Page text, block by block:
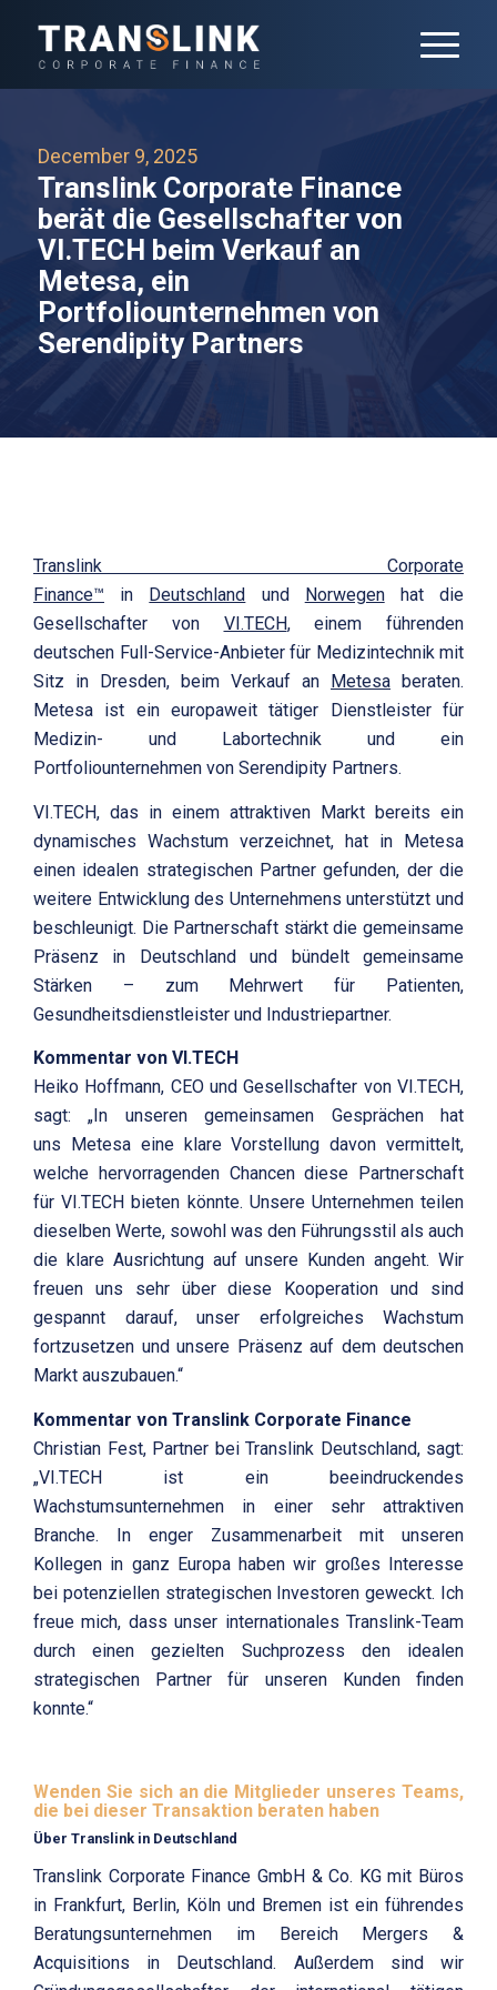
December 9, 2025
Translink Corporate Finance
berät die Gesellschafter von
VI.TECH beim Verkauf an
Metesa, ein
Portfoliounternehmen von
Serendipity Partners
Translink Corporate
Finance™ in Deutschland und Norwegenhat die
Gesellschafter von VI.TECH, einem führenden
deutschen Full-Service-Anbieter für Medizintechnik mit
Sitz in Dresden, beim Verkauf an Metesa beraten.
Metesa ist ein europaweit tätiger Dienstleister für
Medizin- und Labortechnik und ein
Portfoliounternehmen von Serendipity Partners.
VI.TECH, das in einem attraktiven Markt bereits ein
dynamisches Wachstum verzeichnet, hat in Metesa
einen idealen strategischen Partner gefunden, der die
weitere Entwicklung des Unternehmens unterstützt und
beschleunigt. Die Partnerschaft stärkt die gemeinsame
Präsenz in Deutschland und bündelt gemeinsame
Stärken – zum Mehrwert für Patienten,
Gesundheitsdienstleister und Industriepartner.
Kommentar von VI.TECH
Heiko Hoffmann, CEO und Gesellschafter von VI.TECH,
sagt: „In unseren gemeinsamen Gesprächen hat
uns Metesa eine klare Vorstellung davon vermittelt,
welche hervorragenden Chancen diese Partnerschaft
für VI.TECH bieten könnte. Unsere Unternehmen teilen
dieselben Werte, sowohl was den Führungsstil als auch
die klare Ausrichtung auf unsere Kunden angeht. Wir
freuen uns sehr über diese Kooperation und sind
gespannt darauf, unser erfolgreiches Wachstum
fortzusetzen und unsere Präsenz auf dem deutschen
Markt auszubauen.“
Kommentar von Translink Corporate Finance
Christian Fest, Partner bei Translink Deutschland, sagt:
„VI.TECH ist ein beeindruckendes
Wachstumsunternehmen in einer sehr attraktiven
Branche. In enger Zusammenarbeit mit unseren
Kollegen in ganz Europa haben wir großes Interesse
bei potenziellen strategischen Investoren geweckt. Ich
freue mich, dass unser internationales Translink-Team
durch einen gezielten Suchprozess den idealen
strategischen Partner für unseren Kunden finden
konnte.“
Wenden Sie sich an die Mitglieder unseres Teams,
die bei dieser Transaktion beraten haben
Über Translink in Deutschland
Translink Corporate Finance GmbH & Co. KG mit Büros
in Frankfurt, Berlin, Köln und Bremen ist ein führendes
Beratungsunternehmen im Bereich Mergers &
Acquisitions in Deutschland. Außerdem sind wir